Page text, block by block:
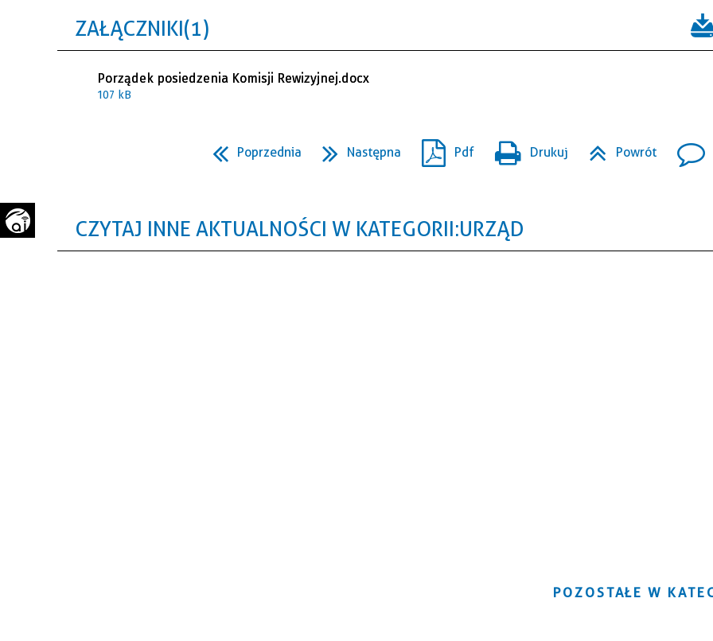
WAŻNE TELEFONY
GAZETA SAMORZĄDOWA
"PSZOW.PL"
PRZESTRZENNE
ZAŁĄCZNIKI (1)
Porządek posiedzenia Komisji Rewizyjnej.docx
107 kB
Poprzednia Następna Pdf Drukuj Powrót
CZYTAJ INNE AKTUALNOŚCI W KATEGORII: URZĄD
POZOSTAŁE W